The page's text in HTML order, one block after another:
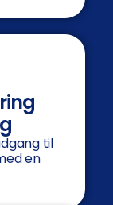
til
en